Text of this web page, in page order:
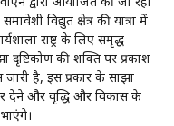
विद्युत क्षेत्र की यात्रा में
राष्ट्र के लिए समृद्ध
दृष्टिकोण की शक्ति पर प्रकाश
जारी है, इस प्रकार के साझा
देने और वृद्धि और विकास के